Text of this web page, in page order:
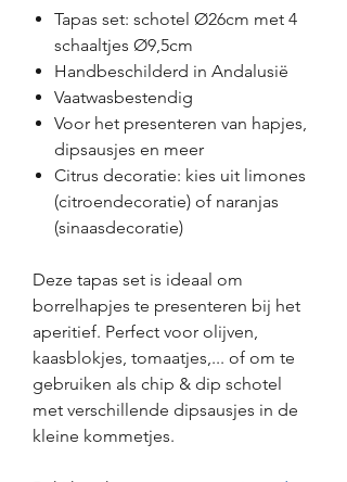
Tapas set: schotel Ø26cm met 4
schaaltjes Ø9,5cm
Handbeschilderd in Andalusië
Vaatwasbestendig
Voor het presenteren van hapjes,
dipsausjes en meer
Citrus decoratie: kies uit limones
(citroendecoratie) of naranjas
(sinaasdecoratie)
Deze tapas set is ideaal om
borrelhapjes te presenteren bij het
aperitief. Perfect voor olijven,
kaasblokjes, tomaatjes,... of om te
gebruiken als chip & dip schotel
met verschillende dipsausjes in de
kleine kommetjes.